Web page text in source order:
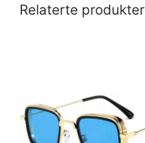
Relaterte produkter